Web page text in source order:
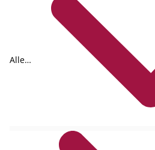
Alle